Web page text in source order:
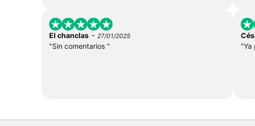
El chanclas - 27/01/2025
"Sin comentarios " "Ya